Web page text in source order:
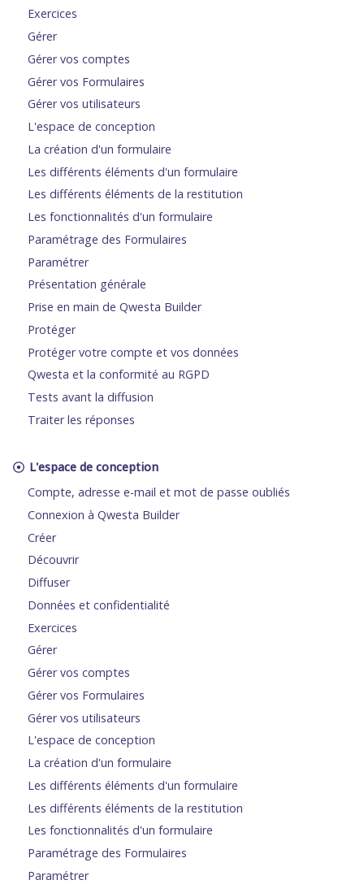
Exercices
Gérer
Gérer vos comptes
Gérer vos Formulaires
Gérer vos utilisateurs
L'espace de conception
La création d'un formulaire
Les différents éléments d'un formulaire
Les différents éléments de la restitution
Les fonctionnalités d'un formulaire
Paramétrage des Formulaires
Paramétrer
Présentation générale
Prise en main de Qwesta Builder
Protéger
Protéger votre compte et vos données
Qwesta et la conformité au RGPD
Tests avant la diffusion
Traiter les réponses
L'espace de conception
Compte, adresse e-mail et mot de passe oubliés
Connexion à Qwesta Builder
Créer
Découvrir
Diffuser
Données et confidentialité
Exercices
Gérer
Gérer vos comptes
Gérer vos Formulaires
Gérer vos utilisateurs
L'espace de conception
La création d'un formulaire
Les différents éléments d'un formulaire
Les différents éléments de la restitution
Les fonctionnalités d'un formulaire
Paramétrage des Formulaires
Paramétrer